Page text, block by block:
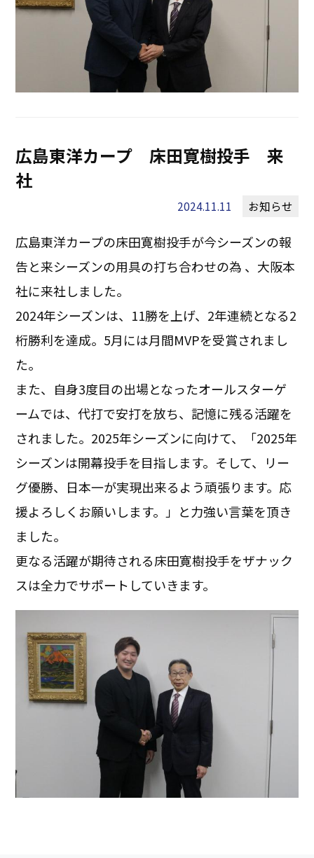
広島東洋カープ 床田寛樹投手 来
社
2024.11.11 お知らせ
広島東洋カープの床田寛樹投手が今シーズンの報
告と来シーズンの用具の打ち合わせの為 、大阪本
社に来社しました。
2024年シーズンは、11勝を上げ、2年連続となる2
桁勝利を達成。5月には月間MVPを受賞されまし
た。
また、自身3度目の出場となったオールスターゲ
ームでは、代打で安打を放ち、記憶に残る活躍を
されました。2025年シーズンに向けて、「2025年
シーズンは開幕投手を目指します。そして、リー
グ優勝、日本一が実現出来るよう頑張ります。応
援よろしくお願いします。」と力強い言葉を頂き
ました。
更なる活躍が期待される床田寛樹投手をザナック
スは全力でサポートしていきます。